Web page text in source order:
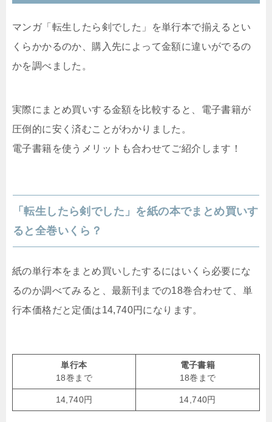
マンガ「転生したら剣でした」を単行本で揃えるとい
くらかかるのか、購入先によって金額に違いがでるの
かを調べました。
実際にまとめ買いする金額を比較すると、電子書籍が
圧倒的に安く済むことがわかりました。
電子書籍を使うメリットも合わせてご紹介します！
「転生したら剣でした」を紙の本でまとめ買いす
ると全巻いくら？
紙の単行本をまとめ買いしたするにはいくら必要にな
るのか調べてみると、最新刊までの18巻合わせて、単
行本価格だと定価は14,740円になります。
単行本
18巻まで
電子書籍
18巻まで
14,740円 14,740円